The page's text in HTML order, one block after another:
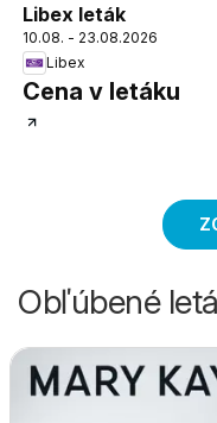
Libex leták
10.08. - 23.08.2026
Libex
Cena v letáku
Obľúbené